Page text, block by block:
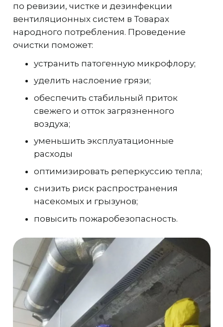
по ревизии, чистке и дезинфекции
вентиляционных систем в Товарах
народного потребления. Проведение
очистки поможет:
устранить патогенную микрофлору;
уделить наслоение грязи;
обеспечить стабильный приток
свежего и отток загрязненного
воздуха;
уменьшить эксплуатационные
расходы
оптимизировать реперкуссию тепла;
снизить риск распространения
насекомых и грызунов;
повысить пожаробезопасность.